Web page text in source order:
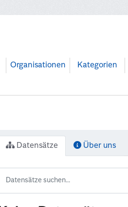
Organisationen Kategorien
Datensätze Über uns